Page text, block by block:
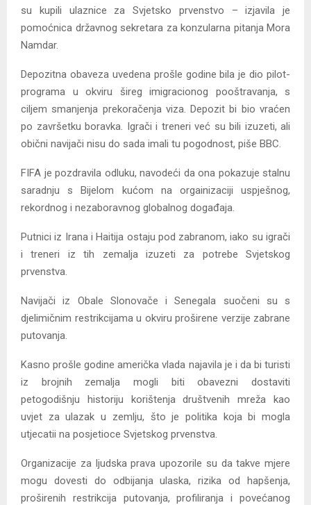
su kupili ulaznice za Svjetsko prvenstvo – izjavila je
pomoćnica državnog sekretara za konzularna pitanja Mora
Namdar.
Depozitna obaveza uvedena prošle godine bila je dio pilot-
programa u okviru šireg imigracionog pooštravanja, s
ciljem smanjenja prekoračenja viza. Depozit bi bio vraćen
po završetku boravka. Igrači i treneri već su bili izuzeti, ali
obični navijači nisu do sada imali tu pogodnost, piše BBC.
FIFA je pozdravila odluku, navodeći da ona pokazuje stalnu
saradnju s Bijelom kućom na orgainizaciji uspješnog,
rekordnog i nezaboravnog globalnog događaja.
Putnici iz Irana i Haitija ostaju pod zabranom, iako su igrači
i treneri iz tih zemalja izuzeti za potrebe Svjetskog
prvenstva.
Navijači iz Obale Slonovače i Senegala suočeni su s
djelimičnim restrikcijama u okviru proširene verzije zabrane
putovanja.
Kasno prošle godine američka vlada najavila je i da bi turisti
iz brojnih zemalja mogli biti obavezni dostaviti
petogodišnju historiju korištenja društvenih mreža kao
uvjet za ulazak u zemlju, što je politika koja bi mogla
utjecatii na posjetioce Svjetskog prvenstva.
Organizacije za ljudska prava upozorile su da takve mjere
mogu dovesti do odbijanja ulaska, rizika od hapšenja,
proširenih restrikcija putovanja, profiliranja i povećanog